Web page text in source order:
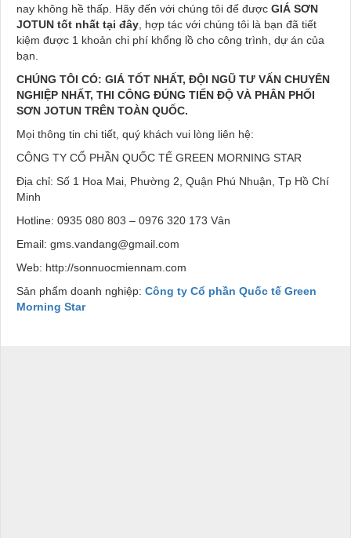
nay không hề thấp. Hãy đến với chúng tôi để được GIÁ SƠN
JOTUN tốt nhất tại đây, hợp tác với chúng tôi là bạn đã tiết
kiệm được 1 khoản chi phí khổng lồ cho công trình, dự án của
bạn.
CHÚNG TÔI CÓ: GIÁ TỐT NHẤT, ĐỘI NGŨ TƯ VẤN CHUYÊN
NGHIỆP NHẤT, THI CÔNG ĐÚNG TIẾN ĐỘ VÀ PHÂN PHỐI
SƠN JOTUN TRÊN TOÀN QUỐC.
Mọi thông tin chi tiết, quý khách vui lòng liên hệ:
CÔNG TY CỔ PHẦN QUỐC TẾ GREEN MORNING STAR
Địa chỉ: Số 1 Hoa Mai, Phường 2, Quận Phú Nhuận, Tp Hồ Chí
Minh
Hotline: 0935 080 803 – 0976 320 173 Vân
Email: gms.vandang@gmail.com
Web: http://sonnuocmiennam.com
Sản phẩm doanh nghiệp: Công ty Cổ phần Quốc tế Green
Morning Star